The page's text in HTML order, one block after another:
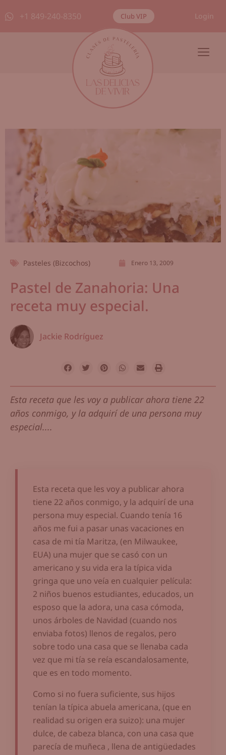
+1 849-240-8350 Club VIP Login
Pasteles (Bizcochos) Enero 13, 2009
Pastel de Zanahoria: Una
receta muy especial.
Jackie Rodríguez
Esta receta que les voy a publicar ahora tiene 22
años conmigo, y la adquirí de una persona muy
especial....
Esta receta que les voy a publicar ahora
tiene 22 años conmigo, y la adquirí de una
persona muy especial. Cuando tenía 16
años me fui a pasar unas vacaciones en
casa de mi tía Maritza, (en Milwaukee,
EUA) una mujer que se casó con un
americano y su vida era la típica vida
gringa que uno veía en cualquier película:
2 niños buenos estudiantes, educados, un
esposo que la adora, una casa cómoda,
unos árboles de Navidad (cuando nos
enviaba fotos) llenos de regalos, pero
sobre todo una casa que se llenaba cada
vez que mi tía se reía escandalosamente,
que es en todo momento.
Como si no fuera suficiente, sus hijos
tenían la típica abuela americana, (que en
realidad su origen era suizo): una mujer
dulce, de cabeza blanca, con una casa que
parecía de muñeca , llena de antigüedades